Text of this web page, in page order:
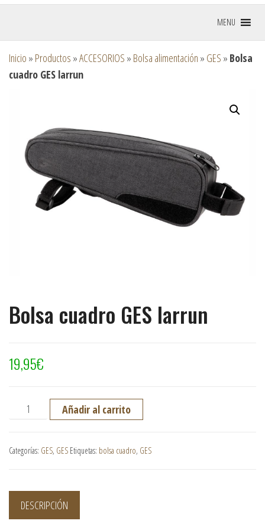
MENU
Inicio » Productos »ACCESORIOS » Bolsa alimentación » GES » Bolsa
cuadro GES larrun
Bolsa cuadro GES larrun
19,95€
Bolsa cuadro GES larrun cantidad
Añadir al carrito
Categorías: GES, GES Etiquetas: bolsa cuadro, GES
DESCRIPCIÓN